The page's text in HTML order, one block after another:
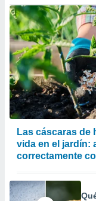
Las cáscaras de
vida en el jardín:
correctamente